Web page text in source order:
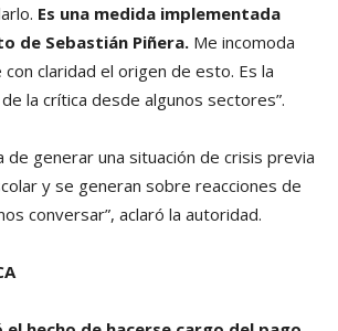
Es una medida implementada
de Sebastián Piñera. Me incomoda
claridad el origen de esto. Es la
la crítica desde algunos sectores”.
de generar una situación de crisis previa
y se generan sobre reacciones de
conversar”, aclaró la autoridad.